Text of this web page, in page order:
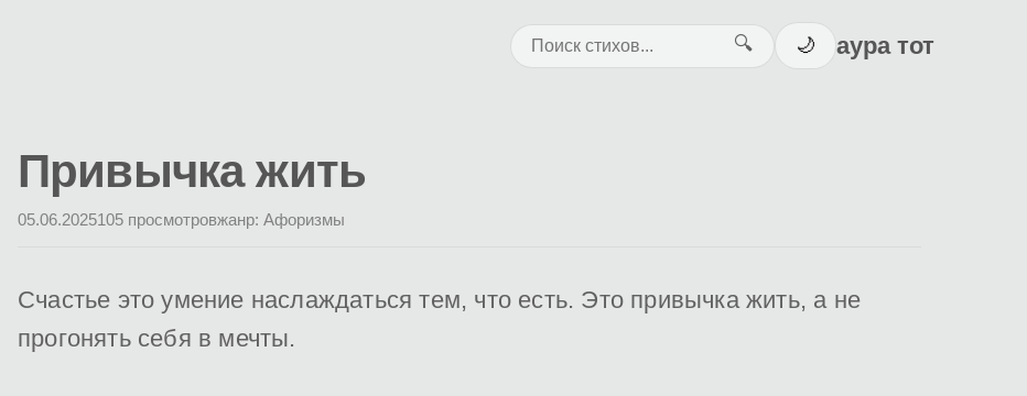
🔍 🌙 аура тот
Привычка жить
05.06.2025105 просмотровжанр: Афоризмы
Счастье это умение наслаждаться тем, что есть. Это привычка жить, а не
прогонять себя в мечты.